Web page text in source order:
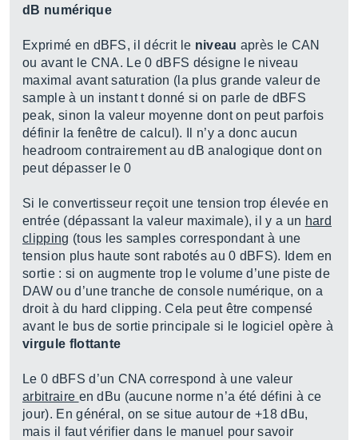
dB numérique
Exprimé en dBFS, il décrit le niveau après le CAN
ou avant le CNA. Le 0 dBFS désigne le niveau
maximal avant saturation (la plus grande valeur de
sample à un instant t donné si on parle de dBFS
peak, sinon la valeur moyenne dont on peut parfois
définir la fenêtre de calcul). Il n’y a donc aucun
headroom contrairement au dB analogique dont on
peut dépasser le 0
Si le convertisseur reçoit une tension trop élevée en
entrée (dépassant la valeur maximale), il y a un hard
clipping (tous les samples correspondant à une
tension plus haute sont rabotés au 0 dBFS). Idem en
sortie : si on augmente trop le volume d’une piste de
DAW ou d’une tranche de console numérique, on a
droit à du hard clipping. Cela peut être compensé
avant le bus de sortie principale si le logiciel opère à
virgule flottante
Le 0 dBFS d’un CNA correspond à une valeur
arbitraire en dBu (aucune norme n’a été défini à ce
jour). En général, on se situe autour de +18 dBu,
mais il faut vérifier dans le manuel pour savoir